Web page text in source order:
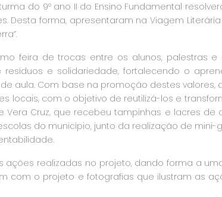
do 9º ano II do Ensino Fundamental
forma, apresentaram na Viagem
feira de trocas entre os alunos, palestras
e solidariedade, fortalecendo o
aula. Com base na promoção destes valores,
locais, com o objetivo de reutilizá-los e
Cruz, que recebeu tampinhas e lacres de
do município, junto da realização de
realizadas no projeto, dando forma a
o projeto e fotografias que ilustram as